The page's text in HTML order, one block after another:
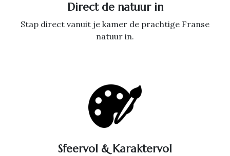
Direct de natuur in
Stap direct vanuit je kamer de prachtige Franse
natuur in.
Sfeervol & Karaktervol